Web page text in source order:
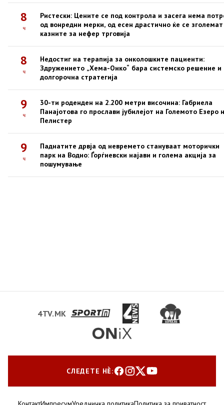
8
ч
Ристески: Цените се под контрола и засега нема
од вонредни мерки, од есен драстично ќе се зголемат
казните за нефер трговија
8
ч
Недостиг на терапија за онколошките пациенти:
Здружението „Хема-Онко“ бара системско решение и
долгорочна стратегија
9
ч
30-ти роденден на 2.200 метри височина: Габриела
Панајотова го прослави јубилејот на Големото Езеро
Пелистер
9
ч
Паднатите дрвја од невремето стануваат моторички
парк на Водно: Ѓорѓиевски најави и голема акција за
пошумување
4TV.MK
СЛЕДЕТЕ НЀ: